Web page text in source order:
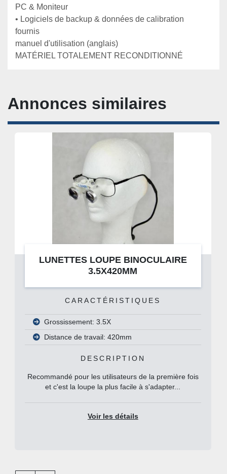
PC & Moniteur
• Logiciels de backup & données de calibration
fournis
manuel d'utilisation (anglais)
MATÉRIEL TOTALEMENT RECONDITIONNÉ
Annonces similaires
LUNETTES LOUPE BINOCULAIRE
3.5X420MM
CARACTÉRISTIQUES
Grossissement: 3.5X
Distance de travail: 420mm
DESCRIPTION
Recommandé pour les utilisateurs de la première fois
et c'est la loupe la plus facile à s'adapter...
Voir les détails